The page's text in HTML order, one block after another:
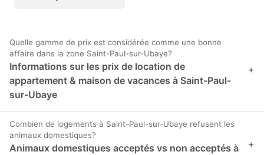
Quelle gamme de prix est considérée comme une bonne
affaire dans la zone Saint-Paul-sur-Ubaye?
Informations sur les prix de location de
appartement & maison de vacances à Saint-Paul-
sur-Ubaye
+
Combien de logements à Saint-Paul-sur-Ubaye refusent les
animaux domestiques?
Animaux domestiques acceptés vs non acceptés à
+